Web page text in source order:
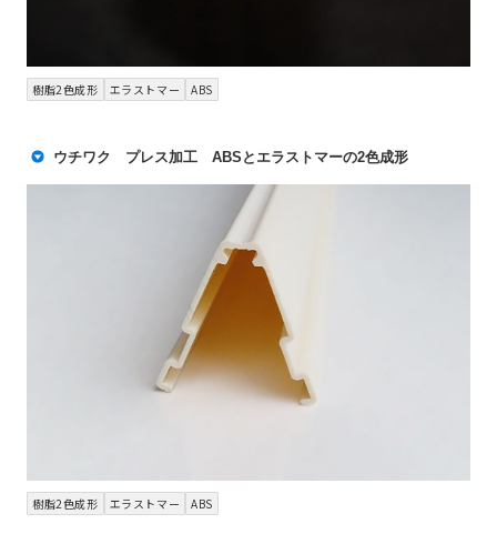
樹脂2色成形 エラストマー ABS
ウチワク プレス加工 ABSとエラストマーの2色成形
樹脂2色成形 エラストマー ABS